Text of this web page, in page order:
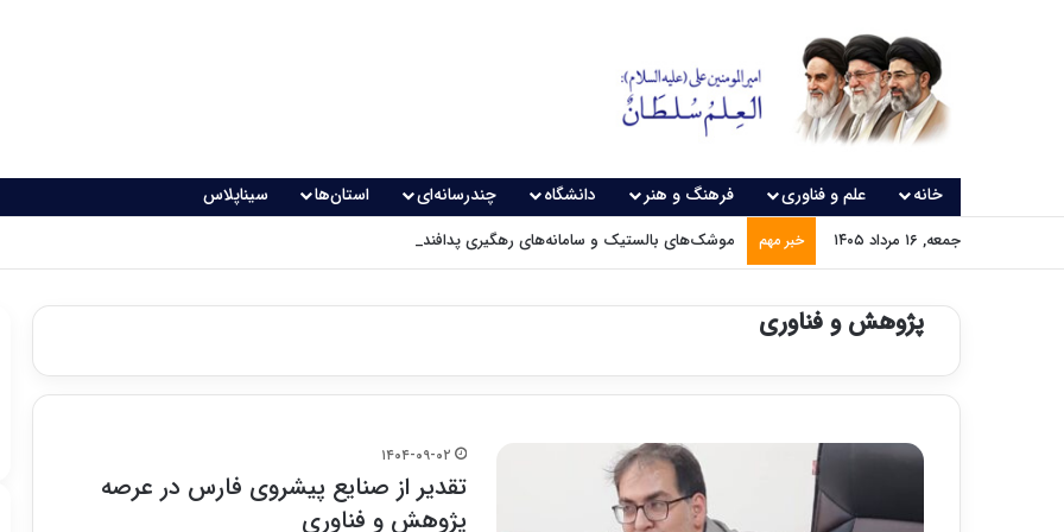
خانه علم و فناوری فرهنگ و هنر دانشگاه چندرسانه‌ای استان‌ها سیناپلاس
جمعه, ۱۶ مرداد ۱۴۰۵ خبر مهم موشک‌های بالستیک و سامانه‌های رهگیری پدافندی چگونه کار می کنند؟
پژوهش و فناوری
۱۴۰۴-۰۹-۰۲
تقدیر از صنایع پیشروی فارس در عرصه
پژوهش و فناوری